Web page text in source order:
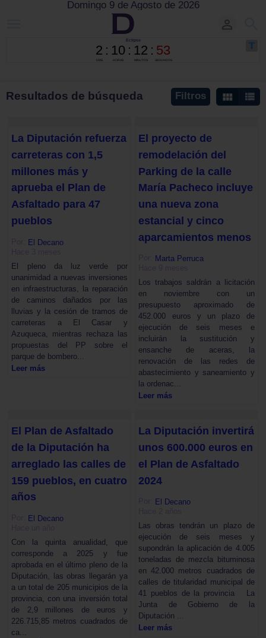
Domingo 9 de Agosto de 2026
Filtros
Resultados de búsqueda
La Diputación refuerza
carreteras con 1,5
millones más y
aprueba el Plan de
Asfaltado para 47
pueblos
El Decano
El pleno da luz verde por
unanimidad a nuevas inversiones
en infraestructuras, la reparación
de caminos dañados por las
lluvias y la cesión de tramos de
carreteras a El Casar y
Azuqueca, mientras rechaza las
propuestas del PP sobre el
parque de bombero...
Leer más
El proyecto de
remodelación del
Parking de la calle
María Pacheco incluye
una nueva zona
estancial y cinco
aparcamientos menos
Marta Perruca
Los trabajos saldrán a licitación
en noviembre con un
presupuesto aproximado de
452.000 euros y un plazo de
ejecución de seis meses e
incluirán la sustitución y
ensanche de aceras, la
renovación de las redes de
abastecimiento y saneamiento y
la ordenac...
Leer más
El Plan de Asfaltado
de la Diputación ha
arreglado las calles de
159 pueblos, en cuatro
años
El Decano
Con la quinta anualidad, que
corresponde a 2025 y fue
aprobada en el último pleno de la
Diputación, las obras llegarán ya
a un total de 205 municipios de la
provincia, con una inversión total
de 2,9 millones de euros y
226.715,85 metros cuadrados de
ca...
La Diputación invertirá
unos 600.000 euros en
el Plan de Asfaltado
2024
El Decano
Las obras tendrán un plazo de
ejecución de seis meses y
supondrán la aplicación de 4.005
toneladas de mezcla bituminosa
en 42.000 metros cuadrados de
calles de titularidad municipal de
41 pueblos de la provincia La
Junta de Gobierno de la
Diputación ...
Leer más